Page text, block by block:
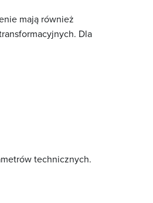
mają również
Dla
technicznych.